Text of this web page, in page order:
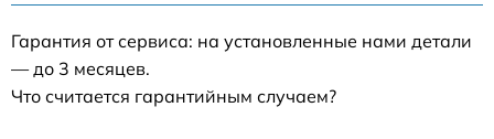
Гарантия от сервиса: на установленные нами детали
— до 3 месяцев.
Что считается гарантийным случаем?